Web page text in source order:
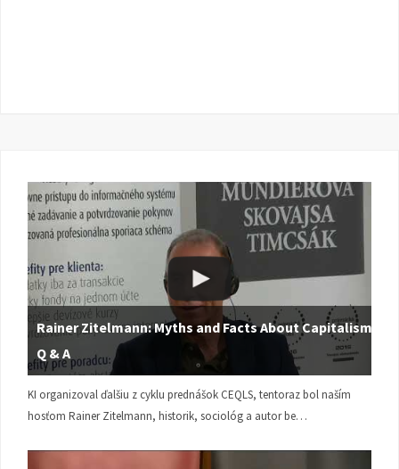
Rainer Zitelmann: Myths and Facts About Capitalism |
Q & A
KI organizoval ďalšiu z cyklu prednášok CEQLS, tentoraz bol naším
hosťom Rainer Zitelmann, historik, sociológ a autor be…